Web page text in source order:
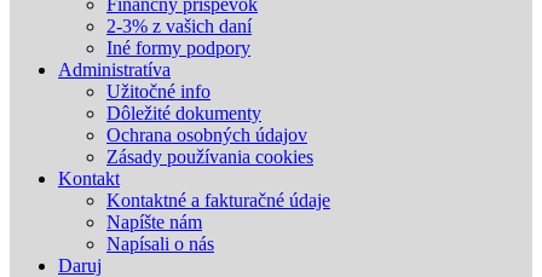
Finančný príspevok
2-3% z vašich daní
Iné formy podpory
Administratíva
Užitočné info
Dôležité dokumenty
Ochrana osobných údajov
Zásady používania cookies
Kontakt
Kontaktné a fakturačné údaje
Napíšte nám
Napísali o nás
Daruj